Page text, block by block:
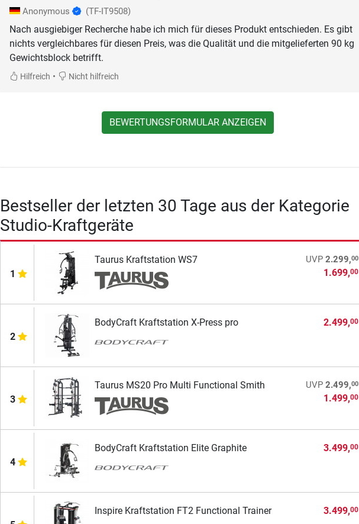
Anonymous (TF-IT9508)
Nach ausgiebiger Recherche habe ich mich für dieses Produkt entschieden. Es gibt
nichts vergleichbares für diesen Preis, was die Qualität und die mitgelieferten 90 kg
Gewichtsblock betrifft.
Hilfreich • Nicht hilfreich
BEWERTUNGSFORMULAR ANZEIGEN
Bestseller der letzten 30 Tage aus der Kategorie
Studio-Kraftgeräte
1
Taurus Kraftstation WS7 UVP 2.299,00
1.699,00
2
BodyCraft Kraftstation X-Press pro 2.499,00
3
Taurus MS20 Pro Multi Functional Smith UVP 2.499,00
1.499,00
4
BodyCraft Kraftstation Elite Graphite 3.499,00
Inspire Kraftstation FT2 Functional Trainer 3.499,00